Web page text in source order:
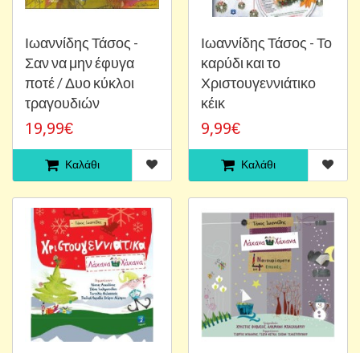
Ιωαννίδης Τάσος -
Σαν να μην έφυγα
ποτέ / Δυο κύκλοι
τραγουδιών
19,99€
Καλάθι
Ιωαννίδης Τάσος - Το
καρύδι και το
Χριστουγεννιάτικο
κέικ
9,99€
Καλάθι